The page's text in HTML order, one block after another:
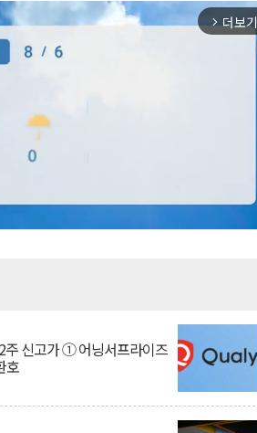
arrow_forward_ios 더보기
주 신고가 ① 어닝서프라이즈
호